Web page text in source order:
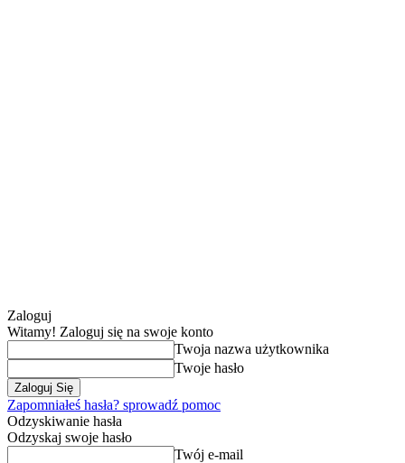
Zaloguj
Witamy! Zaloguj się na swoje konto
Twoja nazwa użytkownika
Twoje hasło
Zapomniałeś hasła? sprowadź pomoc
Odzyskiwanie hasła
Odzyskaj swoje hasło
Twój e-mail